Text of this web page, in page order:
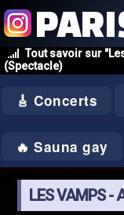
Tout savoir sur
(Spectacle)
🎸 Concerts
🔥 Sauna gay
LES VAMPS -